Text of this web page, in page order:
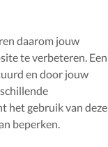
daarom jouw
te verbeteren. Een
en door jouw
het gebruik van deze
beperken.